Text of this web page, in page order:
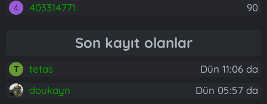
4 403314771 90
Son kayıt olanlar
T tetas
Dün 11:06 da
doukayn
Dün 05:57 da